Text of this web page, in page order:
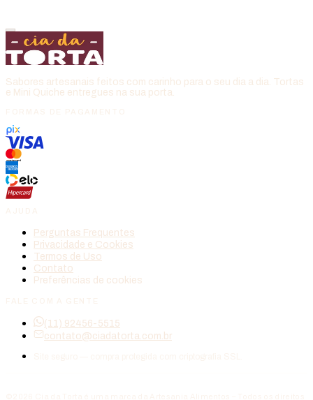
Sabores artesanais feitos com carinho para o seu dia a dia. Tortas
e Mini Quiche entregues na sua porta.
Perguntas Frequentes
Privacidade e Cookies
Termos de Uso
Contato
Preferências de cookies
(11) 92456-5515
contato@ciadatorta.com.br